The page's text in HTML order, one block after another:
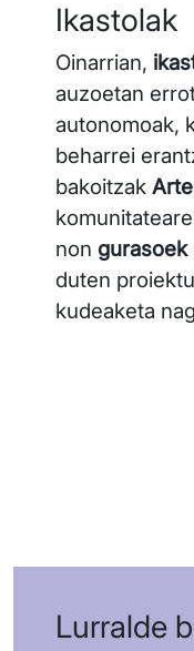
Ikastolak
Oinarrian,
auzoetan
autonomoak,
beharrei
bakoitzak
non gurasoek
duten
kudeaketa
Lurralde